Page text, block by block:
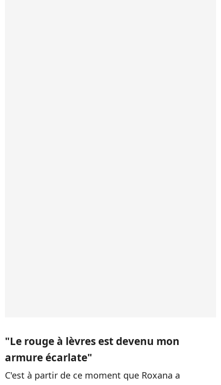
"Le rouge à lèvres est devenu mon
armure écarlate"
C'est à partir de ce moment que Roxana a